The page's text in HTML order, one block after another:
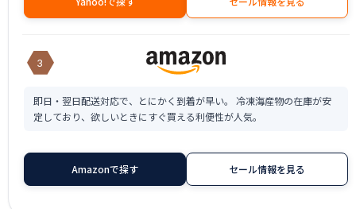
3
即日・翌日配送対応で、とにかく到着が早い。 冷凍海産物の在庫が安
定しており、欲しいときにすぐ買える利便性が人気。
Amazonで探す セール情報を見る